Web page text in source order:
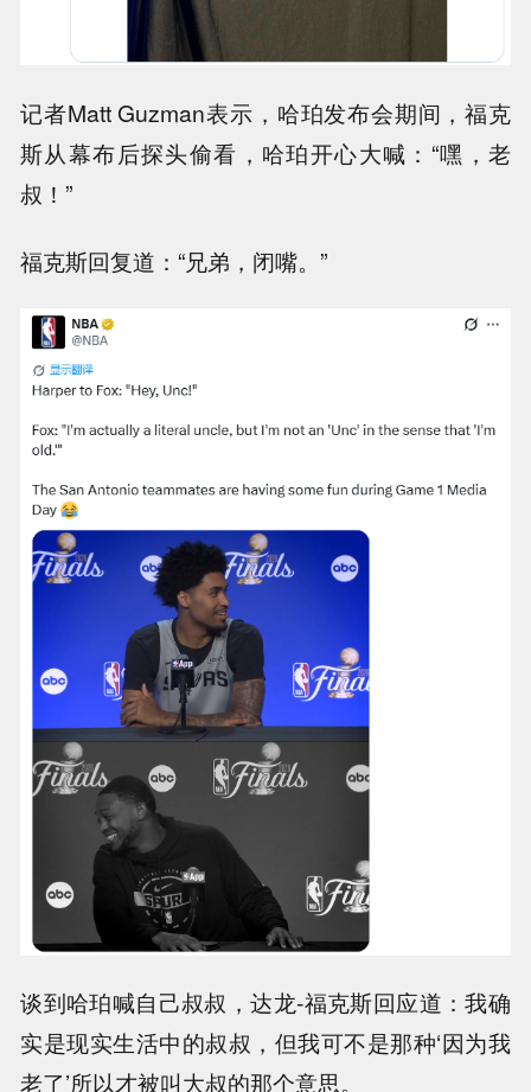
记者Matt Guzman表示，哈珀发布会期间，福克
斯从幕布后探头偷看，哈珀开心大喊：“嘿，老
叔！”
福克斯回复道：“兄弟，闭嘴。”
谈到哈珀喊自己叔叔，达龙-福克斯回应道：我确
实是现实生活中的叔叔，但我可不是那种‘因为我
老了’所以才被叫大叔的那个意思。